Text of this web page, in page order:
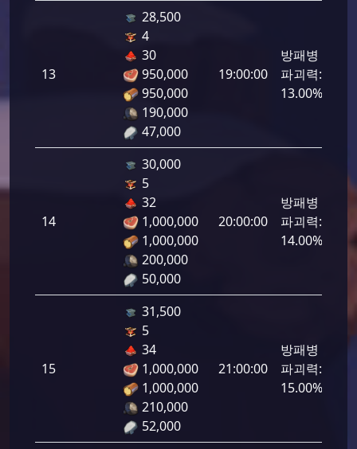
13
28,500
4
30
950,000
950,000
190,000
47,000
19:00:00
방패병
파괴력:
13.00%
14
30,000
5
32
1,000,000
1,000,000
200,000
50,000
20:00:00
방패병
파괴력:
14.00%
15
31,500
5
34
1,000,000
1,000,000
210,000
52,000
21:00:00
방패병
파괴력:
15.00%